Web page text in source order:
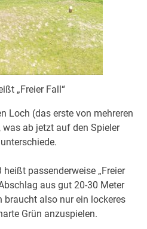
„Freier Fall“
Loch (das erste von mehreren
ab jetzt auf den Spieler
passenderweise „Freier
aus gut 20-30 Meter
braucht also nur ein lockeres
Grün anzuspielen.